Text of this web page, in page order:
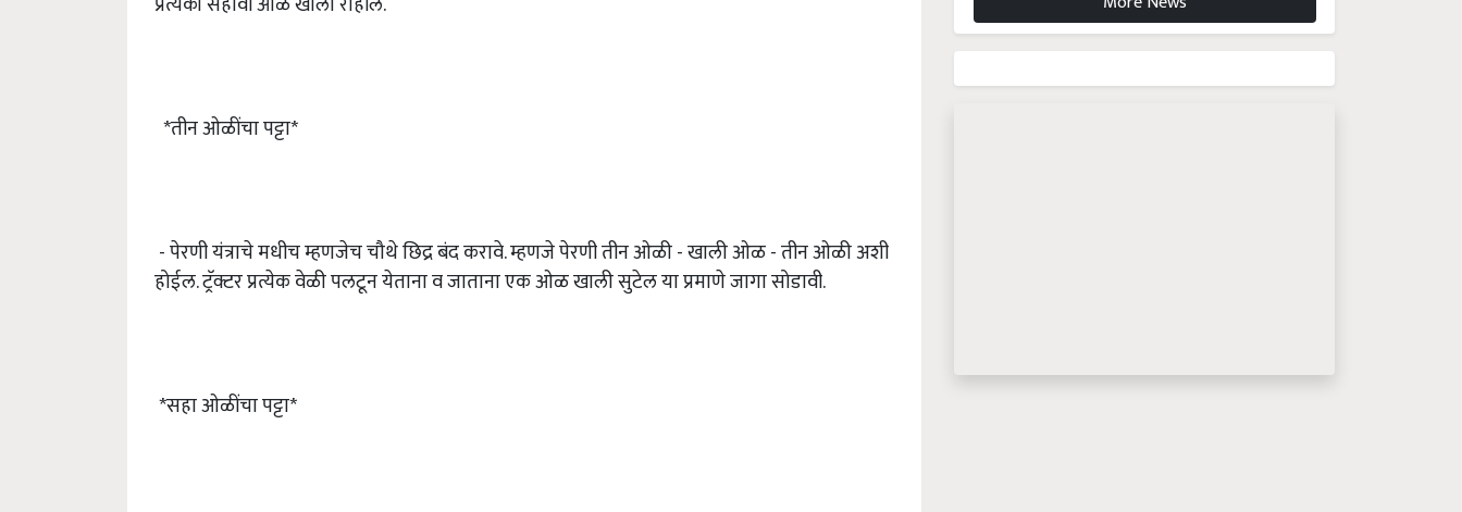
*तीन ओळींचा पट्टा*
- पेरणी यंत्राचे मधीच म्हणजेच चौथे छिद्र बंद करावे. म्हणजे पेरणी तीन ओळी - खाली ओळ - तीन ओळी अशी
होईल. ट्रॅक्टर प्रत्येक वेळी पलटून येताना व जाताना एक ओळ खाली सुटेल या प्रमाणे जागा सोडावी.
*सहा ओळींचा पट्टा*